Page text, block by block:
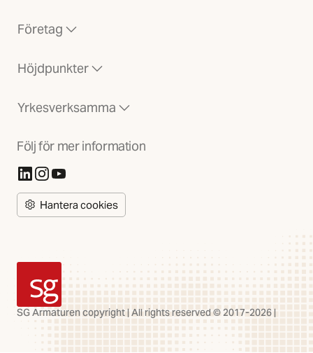
Företag
Höjdpunkter
Yrkesverksamma
Följ för mer information
(Öppnas i ny flik)
(Öppnas i ny flik)
(Öppnas i ny flik)
Hantera cookies
SG Armaturen
SG Armaturen copyright | All rights reserved © 2017-2026 |